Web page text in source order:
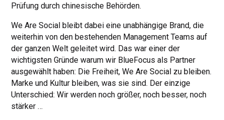
Prüfung durch chinesische Behörden.
We Are Social bleibt dabei eine unabhängige Brand, die
weiterhin von den bestehenden Management Teams auf
der ganzen Welt geleitet wird. Das war einer der
wichtigsten Gründe warum wir BlueFocus als Partner
ausgewählt haben: Die Freiheit, We Are Social zu bleiben.
Marke und Kultur bleiben, was sie sind. Der einzige
Unterschied: Wir werden noch größer, noch besser, noch
stärker …